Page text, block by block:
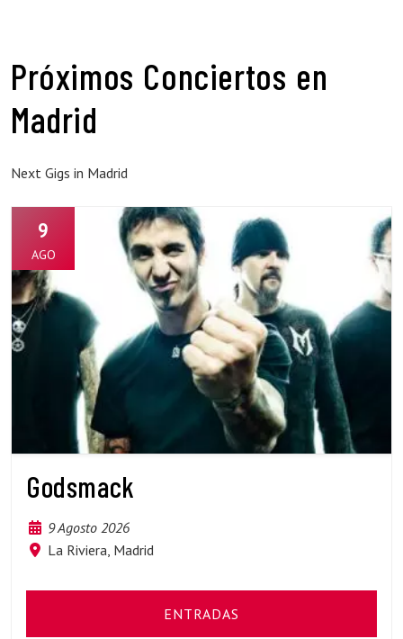
Próximos Conciertos en
Madrid
Next Gigs in Madrid
9
AGO
Godsmack
9 Agosto 2026
La Riviera, Madrid
ENTRADAS